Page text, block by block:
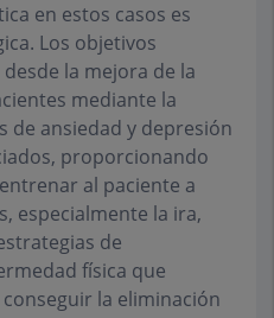
en estos casos es
Los objetivos
la mejora de la
mediante la
de ansiedad y depresión
proporcionando
al paciente a
especialmente la ira,
de
física que
la eliminación